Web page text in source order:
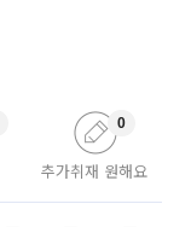
추가취재 원해요
0